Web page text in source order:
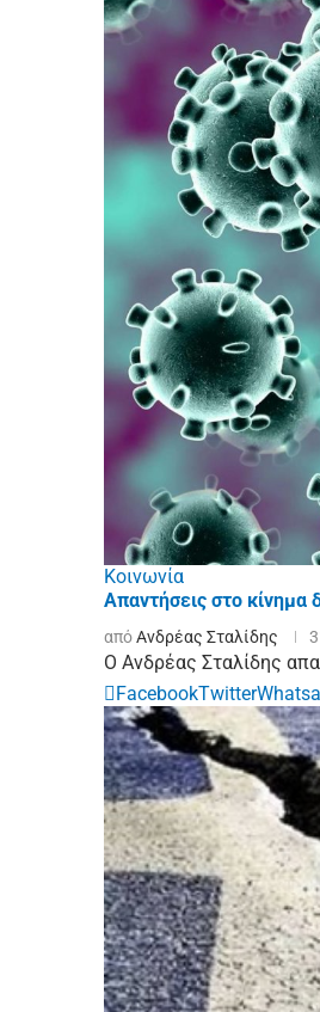
Κοινωνία
Απαντήσεις στο κίνημα
απόΑνδρέας Σταλίδης
Ο Ανδρέας Σταλίδης
FacebookTwitter